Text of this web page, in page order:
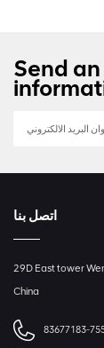
Send
اتصل بنا
29D East tower
China